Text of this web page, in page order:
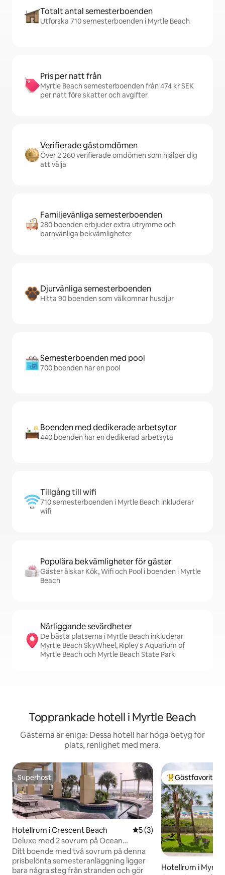
Totalt antal semesterboenden
Utforska 710 semesterboenden i Myrtle Beach
Pris per natt från
Myrtle Beach semesterboenden från 474 kr SEK
per natt före skatter och avgifter
Verifierade gästomdömen
Över 2 260 verifierade omdömen som hjälper dig
att välja
Familjevänliga semesterboenden
280 boenden erbjuder extra utrymme och
barnvänliga bekvämligheter
Djurvänliga semesterboenden
Hitta 90 boenden som välkomnar husdjur
Semesterboenden med pool
700 boenden har en pool
Boenden med dedikerade arbetsytor
440 boenden har en dedikerad arbetsyta
Tillgång till wifi
710 semesterboenden i Myrtle Beach inkluderar
wifi
Populära bekvämligheter för gäster
Gäster älskar Kök, Wifi och Pool i boenden i Myrtle
Beach
Närliggande sevärdheter
De bästa platserna i Myrtle Beach inkluderar
Myrtle Beach SkyWheel, Ripley's Aquarium of
Myrtle Beach och Myrtle Beach State Park
Topprankade hotell i Myrtle Beach
Gästerna är eniga: Dessa hotell har höga betyg för
plats, renlighet med mera.
Superhost
Superhost
Hotellrum i Crescent Beach 5 av 5 i genomsnittligt
5 (3)
Deluxe med 2 sovrum på Ocean
Boulevard
Ditt boende med två sovrum på denna
prisbelönta semesteranläggning ligger
bara några steg från stranden och gör
Populär
Gästfavorit
Hotellrum i Myrtle